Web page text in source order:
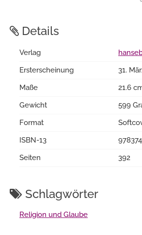
Details
Verlag
Ersterscheinung
31.
Maße
21.6
Gewicht
599
Format
ISBN-13
Seiten
392
Schlagwörter
Religion und Glaube